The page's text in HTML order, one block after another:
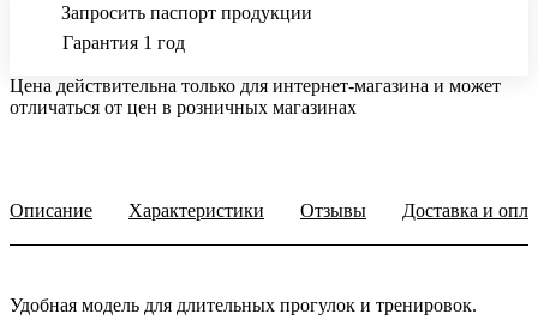
Запросить паспорт продукции
Гарантия 1 год
Цена действительна только для интернет-магазина и может
отличаться от цен в розничных магазинах
Описание Характеристики Отзывы Доставка и
Удобная модель для длительных прогулок и тренировок.